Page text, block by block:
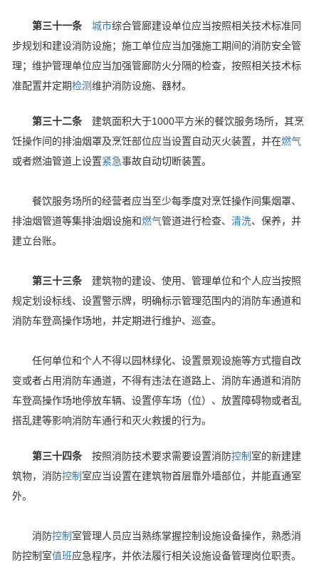
第三十一条 城市综合管廊建设单位应当按照相关技术标准同
步规划和建设消防设施；施工单位应当加强施工期间的消防安全管
理；维护管理单位应当加强管廊防火分隔的检查，按照相关技术标
准配置并定期检测维护消防设施、器材。
第三十二条 建筑面积大于1000平方米的餐饮服务场所，其烹
饪操作间的排油烟罩及烹饪部位应当设置自动灭火装置，并在燃气
或者燃油管道上设置紧急事故自动切断装置。
餐饮服务场所的经营者应当至少每季度对烹饪操作间集烟罩、
排油烟管道等集排油烟设施和燃气管道进行检查、 清洗、保养，并
建立台账。
第三十三条 建筑物的建设、使用、管理单位和个人应当按照
规定划设标线、设置警示牌，明确标示管理范围内的消防车通道和
消防车登高操作场地，并定期进行维护、巡查。
任何单位和个人不得以园林绿化、设置景观设施等方式擅自改
变或者占用消防车通道，不得有违法在道路上、消防车通道和消防
车登高操作场地停放车辆、设置停车场（位）、放置障碍物或者乱
搭乱建等影响消防车通行和灭火救援的行为。
第三十四条 按照消防技术要求需要设置消防控制 室的新建建
筑物，消防控制 室应当设置在建筑物首层靠外墙部位，并能直通室
外。
消防控制 室管理人员应当熟练掌握控制设施设备操作，熟悉消
防控制室值班应急程序，并依法履行相关设施设备管理岗位职责。